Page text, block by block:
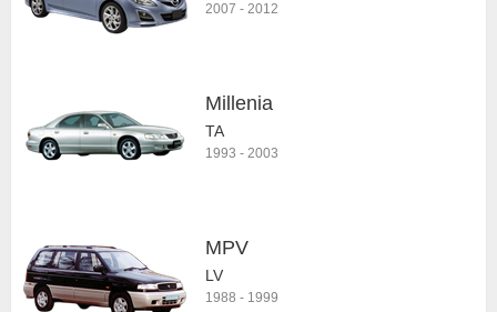
2007 - 2012
Millenia
TA
1993 - 2003
MPV
LV
1988 - 1999